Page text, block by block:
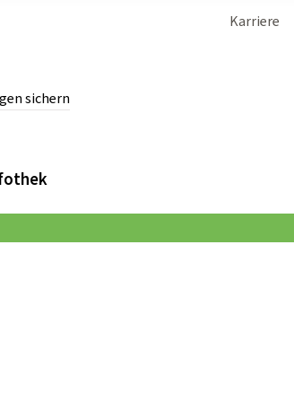
sichern
Karriere